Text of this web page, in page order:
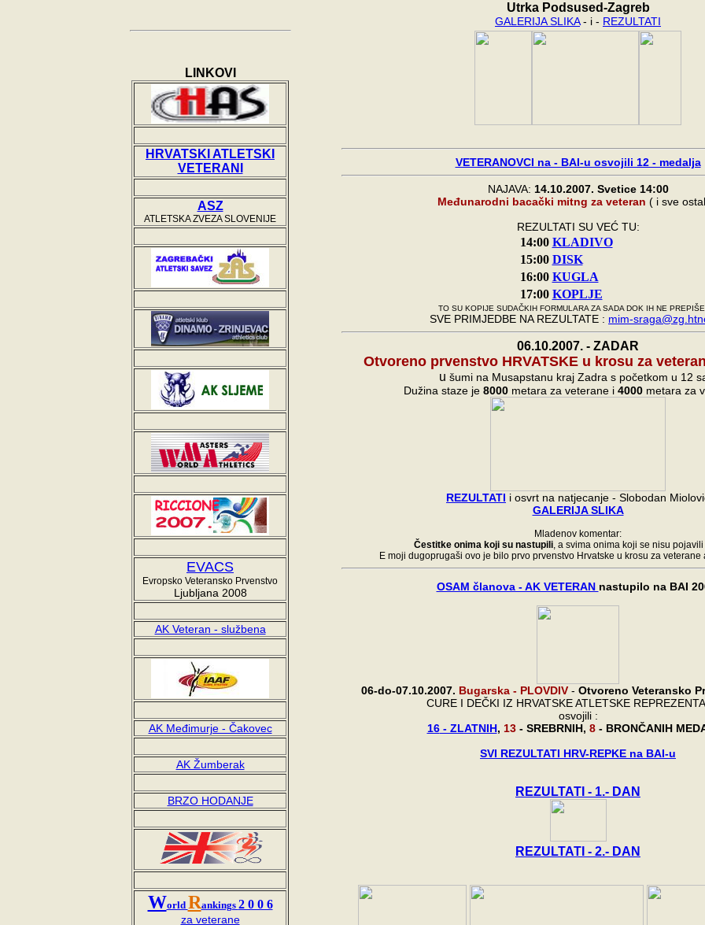
LINKOVI
HRVATSKI ATLETSKI
VETERANI
ASZ
ATLETSKA ZVEZA SLOVENIJE
EVACS
Evropsko Veteransko Prvenstvo
Ljubljana 2008
AK Veteran - službena
AK Međimurje - Čakovec
AK Žumberak
BRZO HODANJE
World Rankings 2 0 0 6
za veterane
Utrka Podsused-Zagreb
GALERIJA SLIKA- i - REZULTATI
VETERANOVCI na - BAI-u osvojili 12 - medalja
NAJAVA: 14.10.2007. Svetice 14:00
Međunarodni bacački mitng za veteran ( i sve
REZULTATI SU VEĆ TU:
14:00 KLADIVO
15:00 DISK
16:00 KUGLA
17:00 KOPLJE
TO SU KOPIJE SUDAČKIH FORMULARA ZA SADA DOK IH NE
SVE PRIMJEDBE NA REZULTATE : mim-
06.10.2007. - ZADAR
Otvoreno prvenstvo HRVATSKE u krosu za
u šumi na Musapstanu kraj Zadra s početkom u 12
Dužina staze je 8000 metara za veterane i 4000 metara za
REZULTATI i osvrt na natjecanje - Slobodan
GALERIJA SLIKA
Mladenov komentar:
Čestitke onima koji su nastupili, a svima onima koji se nisu pojavili
E moji dugoprugaši ovo je bilo prvo prvenstvo Hrvatske u krosu za veterane
OSAM članova - AK VETERAN nastupilo na BAI
06-do-07.10.2007. Bugarska - PLOVDIV - Otvoreno Veteransko
CURE I DEČKI IZ HRVATSKE ATLETSKE
osvojili :
16- ZLATNIH, 13- SREBRNIH, 8- BRONČANIH
SVI REZULTATI HRV-REPKE na BAI-u
REZULTATI - 1.- DAN
REZULTATI - 2.- DAN